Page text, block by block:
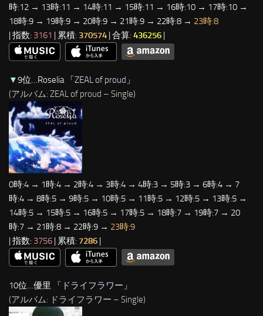
時:12 → 13時:11 → 14時:11 → 15時:11 → 16時:10 → 17時:10 →
18時:9 → 19時:9 → 20時:9 → 21時:9 → 22時:8 → 23時:8
| 指数: 3161 | 累積: 370574 | 合算: 436256 |
▼9位…Roselia 「ZEAL of proud 」
(アルバム: ZEAL of proud – Single)
0時:4 → 1時:4 → 2時:4 → 3時:4 → 4時:3 → 5時:3 → 6時:4 → 7
時:4 → 8時:5 → 9時:5 → 10時:5 → 11時:5 → 12時:5 → 13時:5 →
14時:5 → 15時:5 → 16時:5 → 17時:5 → 18時:7 → 19時:7 → 20
時:7 → 21時:8 → 22時:9 → 23時:9
| 指数: 3756 | 累積: 7286 |
10位…優里 「 ドライフラワー 」
(アルバム: ドライフラワー – Single)